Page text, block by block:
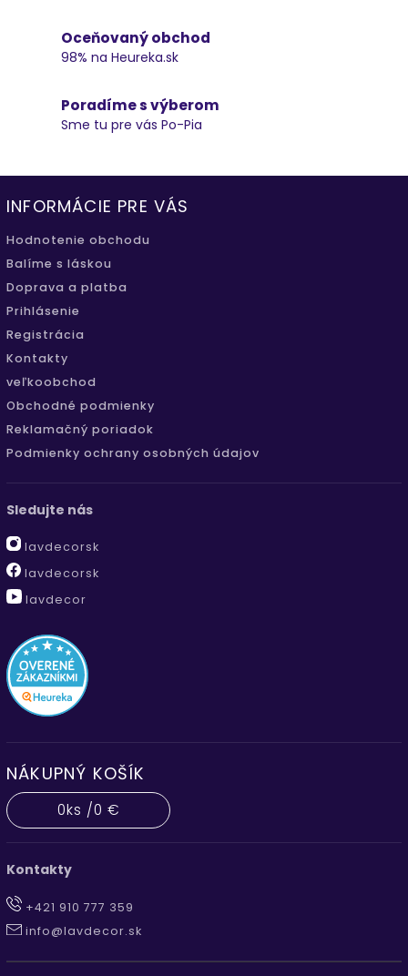
Oceňovaný obchod
98% na Heureka.sk
Poradíme s výberom
Sme tu pre vás Po-Pia
INFORMÁCIE PRE VÁS
Hodnotenie obchodu
Balíme s láskou
Doprava a platba
Prihlásenie
Registrácia
Kontakty
veľkoobchod
Obchodné podmienky
Reklamačný poriadok
Podmienky ochrany osobných údajov
Sledujte nás
lavdecorsk
lavdecorsk
lavdecor
NÁKUPNÝ KOŠÍK
0ks /0 €
Kontakty
+421 910 777 359
info@lavdecor.sk